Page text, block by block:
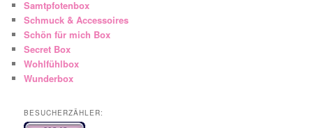
Samtpfotenbox
Schmuck & Accessoires
Schön für mich Box
Secret Box
Wohlfühlbox
Wunderbox
BESUCHERZÄHLER: